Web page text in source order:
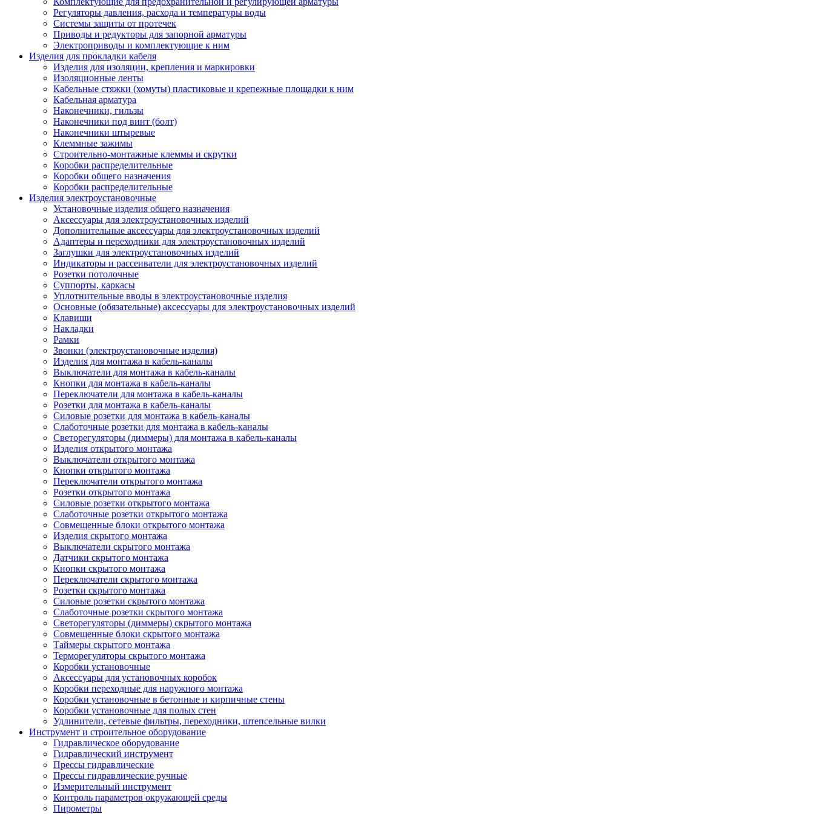
Регуляторы давления, расхода и температуры воды
Системы защиты от протечек
Приводы и редукторы для запорной арматуры
Электроприводы и комплектующие к ним
Изделия для прокладки кабеля
Изделия для изоляции, крепления и маркировки
Изоляционные ленты
Кабельные стяжки (хомуты) пластиковые и крепежные площадки к ним
Кабельная арматура
Наконечники, гильзы
Наконечники под винт (болт)
Наконечники штыревые
Клеммные зажимы
Строительно-монтажные клеммы и скрутки
Коробки распределительные
Коробки общего назначения
Коробки распределительные
Изделия электроустановочные
Установочные изделия общего назначения
Аксессуары для электроустановочных изделий
Дополнительные аксессуары для электроустановочных изделий
Адаптеры и переходники для электроустановочных изделий
Заглушки для электроустановочных изделий
Индикаторы и рассеиватели для электроустановочных изделий
Розетки потолочные
Суппорты, каркасы
Уплотнительные вводы в электроустановочные изделия
Основные (обязательные) аксессуары для электроустановочных изделий
Клавиши
Накладки
Рамки
Звонки (электроустановочные изделия)
Изделия для монтажа в кабель-каналы
Выключатели для монтажа в кабель-каналы
Кнопки для монтажа в кабель-каналы
Переключатели для монтажа в кабель-каналы
Розетки для монтажа в кабель-каналы
Силовые розетки для монтажа в кабель-каналы
Слаботочные розетки для монтажа в кабель-каналы
Светорегуляторы (диммеры) для монтажа в кабель-каналы
Изделия открытого монтажа
Выключатели открытого монтажа
Кнопки открытого монтажа
Переключатели открытого монтажа
Розетки открытого монтажа
Силовые розетки открытого монтажа
Слаботочные розетки открытого монтажа
Совмещенные блоки открытого монтажа
Изделия скрытого монтажа
Выключатели скрытого монтажа
Датчики скрытого монтажа
Кнопки скрытого монтажа
Переключатели скрытого монтажа
Розетки скрытого монтажа
Силовые розетки скрытого монтажа
Слаботочные розетки скрытого монтажа
Светорегуляторы (диммеры) скрытого монтажа
Совмещенные блоки скрытого монтажа
Таймеры скрытого монтажа
Терморегуляторы скрытого монтажа
Коробки установочные
Аксессуары для установочных коробок
Коробки переходные для наружного монтажа
Коробки установочные в бетонные и кирпичные стены
Коробки установочные для полых стен
Удлинители, сетевые фильтры, переходники, штепсельные вилки
Инструмент и строительное оборудование
Гидравлическое оборудование
Гидравлический инструмент
Прессы гидравлические
Прессы гидравлические ручные
Измерительный инструмент
Контроль параметров окружающей среды
Пирометры